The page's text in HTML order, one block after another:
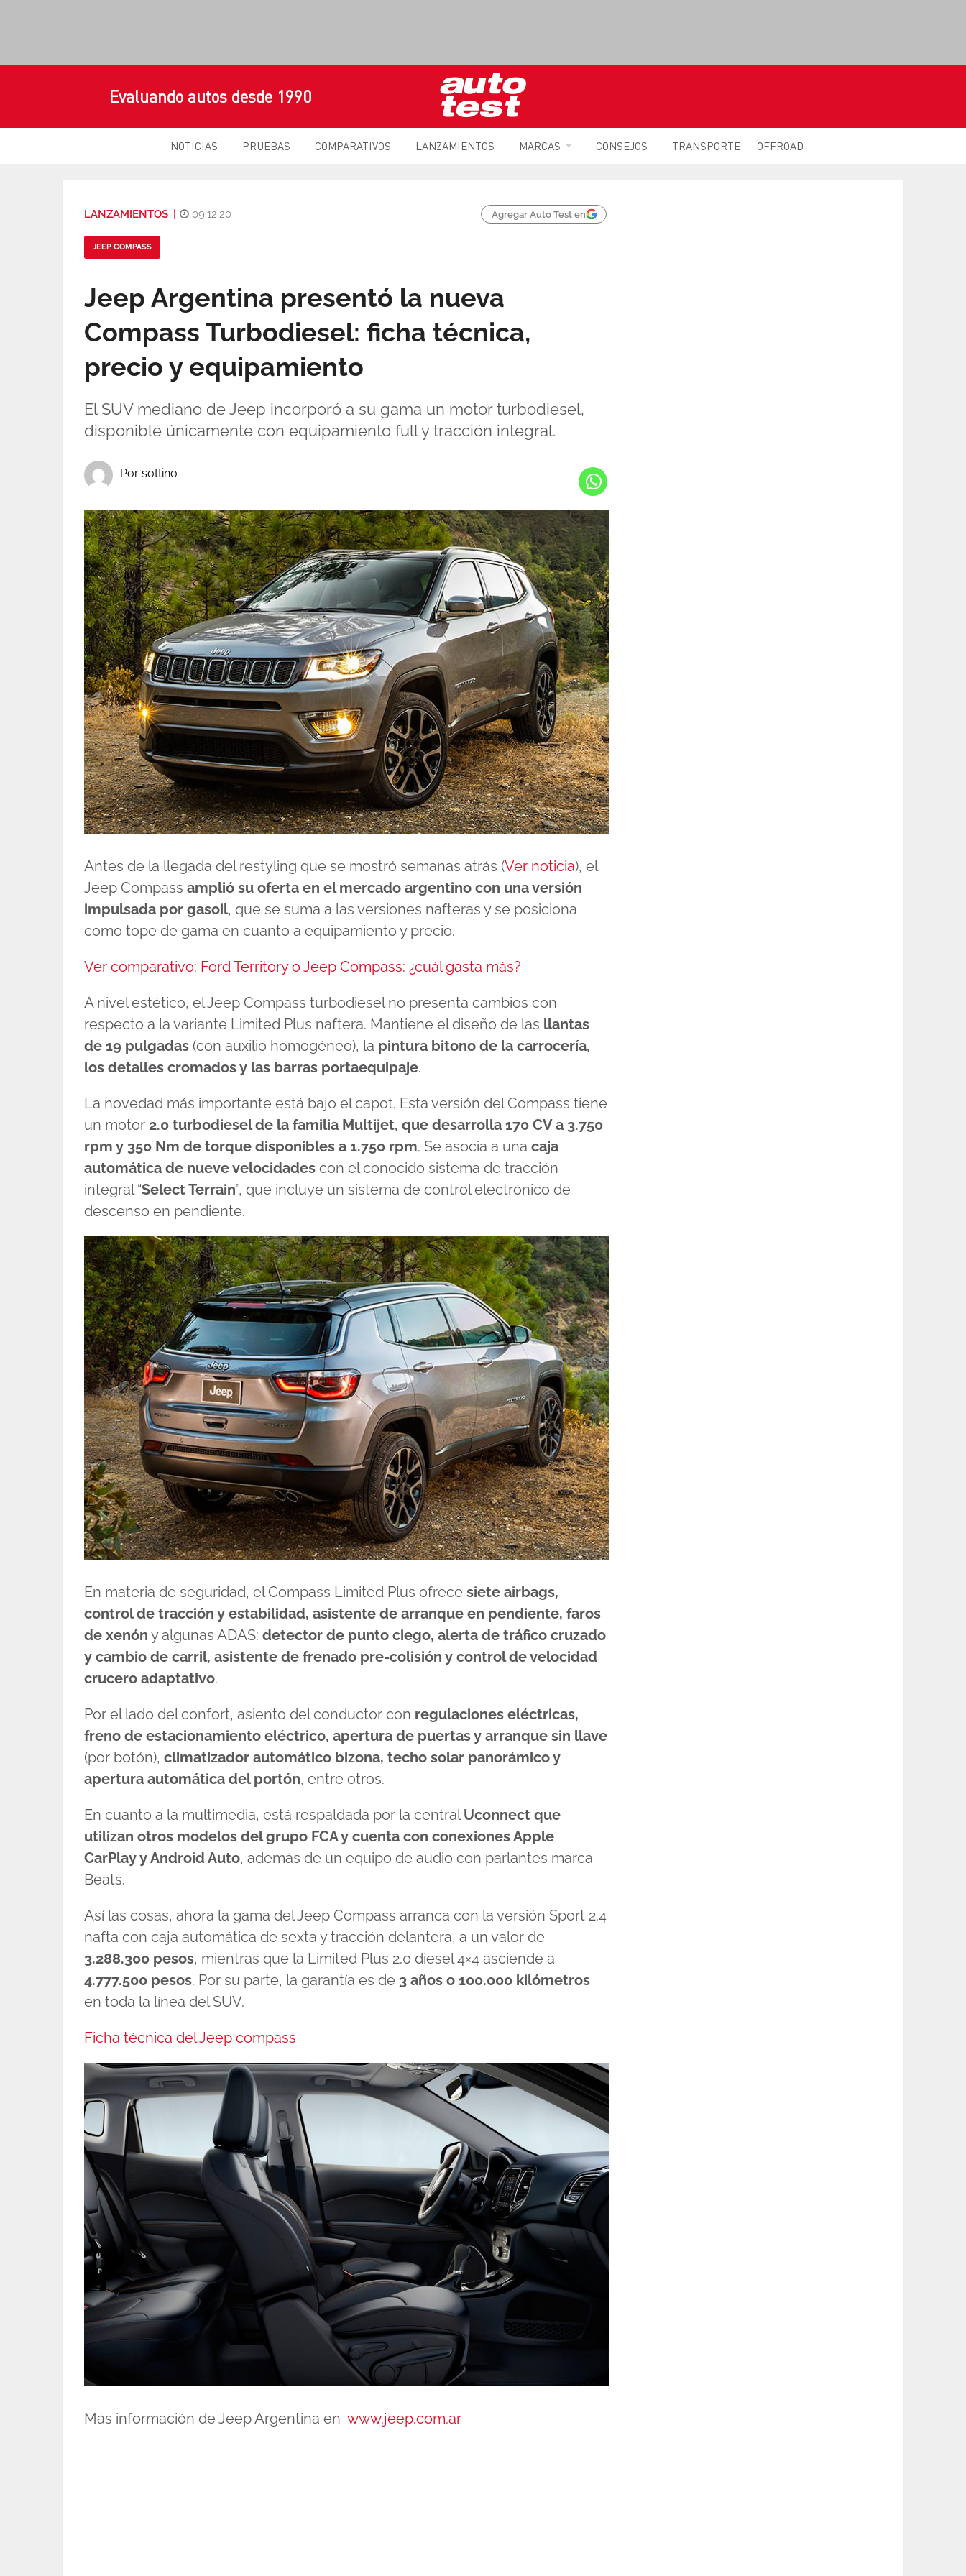
Evaluando autos desde 1990
NOTICIAS PRUEBAS COMPARATIVOS LANZAMIENTOS MARCAS CONSEJOS TRANSPORTE OFFROAD
LANZAMIENTOS 09.12.20 Agregar Auto Test en
JEEP COMPASS
Jeep Argentina presentó la nueva
Compass Turbodiesel: ficha técnica,
precio y equipamiento
El SUV mediano de Jeep incorporó a su gama un motor turbodiesel,
disponible únicamente con equipamiento full y tracción integral.
Por sottino
Antes de la llegada del restyling que se mostró semanas atrás (Ver noticia), el
Jeep Compass amplió su oferta en el mercado argentino con una versión
impulsada por gasoil, que se suma a las versiones nafteras y se posiciona
como tope de gama en cuanto a equipamiento y precio.
Ver comparativo: Ford Territory o Jeep Compass: ¿cuál gasta más?
A nivel estético, el Jeep Compass turbodiesel no presenta cambios con
respecto a la variante Limited Plus naftera. Mantiene el diseño de las llantas
de 19 pulgadas (con auxilio homogéneo), la pintura bitono de la carrocería,
los detalles cromados y las barras portaequipaje.
La novedad más importante está bajo el capot. Esta versión del Compass tiene
un motor 2.0 turbodiesel de la familia Multijet, que desarrolla 170 CV a 3.750
rpm y 350 Nm de torque disponibles a 1.750 rpm. Se asocia a una caja
automática de nueve velocidades con el conocido sistema de tracción
integral “Select Terrain”, que incluye un sistema de control electrónico de
descenso en pendiente.
En materia de seguridad, el Compass Limited Plus ofrece siete airbags,
control de tracción y estabilidad, asistente de arranque en pendiente, faros
de xenón y algunas ADAS: detector de punto ciego, alerta de tráfico cruzado
y cambio de carril, asistente de frenado pre-colisión y control de velocidad
crucero adaptativo.
Por el lado del confort, asiento del conductor con regulaciones eléctricas,
freno de estacionamiento eléctrico, apertura de puertas y arranque sin llave
(por botón), climatizador automático bizona, techo solar panorámico y
apertura automática del portón, entre otros.
En cuanto a la multimedia, está respaldada por la central Uconnect que
utilizan otros modelos del grupo FCA y cuenta con conexiones Apple
CarPlay y Android Auto, además de un equipo de audio con parlantes marca
Beats.
Así las cosas, ahora la gama del Jeep Compass arranca con la versión Sport 2.4
nafta con caja automática de sexta y tracción delantera, a un valor de
3.288.300 pesos, mientras que la Limited Plus 2.0 diesel 4×4 asciende a
4.777.500 pesos. Por su parte, la garantía es de 3 años o 100.000 kilómetros
en toda la línea del SUV.
Ficha técnica del Jeep compass
Más información de Jeep Argentina en www.jeep.com.ar